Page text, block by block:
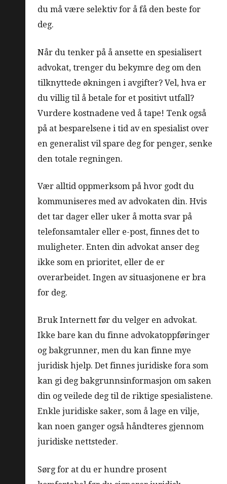
du må være selektiv for å få den beste for
deg.
Når du tenker på å ansette en spesialisert
advokat, trenger du bekymre deg om den
tilknyttede økningen i avgifter? Vel, hva er
du villig til å betale for et positivt utfall?
Vurdere kostnadene ved å tape! Tenk også
på at besparelsene i tid av en spesialist over
en generalist vil spare deg for penger, senke
den totale regningen.
Vær alltid oppmerksom på hvor godt du
kommuniseres med av advokaten din. Hvis
det tar dager eller uker å motta svar på
telefonsamtaler eller e-post, finnes det to
muligheter. Enten din advokat anser deg
ikke som en prioritet, eller de er
overarbeidet. Ingen av situasjonene er bra
for deg.
Bruk Internett før du velger en advokat.
Ikke bare kan du finne advokatoppføringer
og bakgrunner, men du kan finne mye
juridisk hjelp. Det finnes juridiske fora som
kan gi deg bakgrunnsinformasjon om saken
din og veilede deg til de riktige spesialistene.
Enkle juridiske saker, som å lage en vilje,
kan noen ganger også håndteres gjennom
juridiske nettsteder.
Sørg for at du er hundre prosent